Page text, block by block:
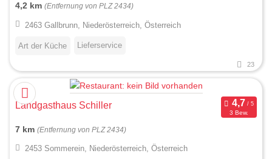
4,2 km (Entfernung von PLZ 2434)
2463 Gallbrunn, Niederösterreich, Österreich
Art der Küche Lieferservice
23
Landgasthaus Schiller
3 Bew.
7 km (Entfernung von PLZ 2434)
2453 Sommerein, Niederösterreich, Österreich